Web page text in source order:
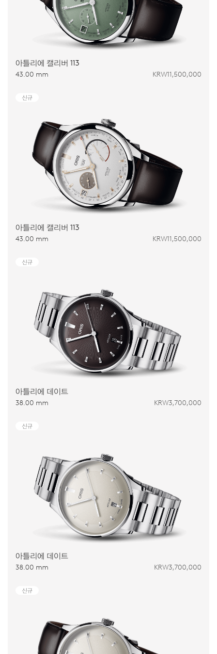
아틀리에 캘리버 113
43.00 mm KRW11,500,000
신규
아틀리에 캘리버 113
43.00 mm KRW11,500,000
신규
아틀리에 데이트
38.00 mm KRW3,700,000
신규
아틀리에 데이트
38.00 mm KRW3,700,000
신규